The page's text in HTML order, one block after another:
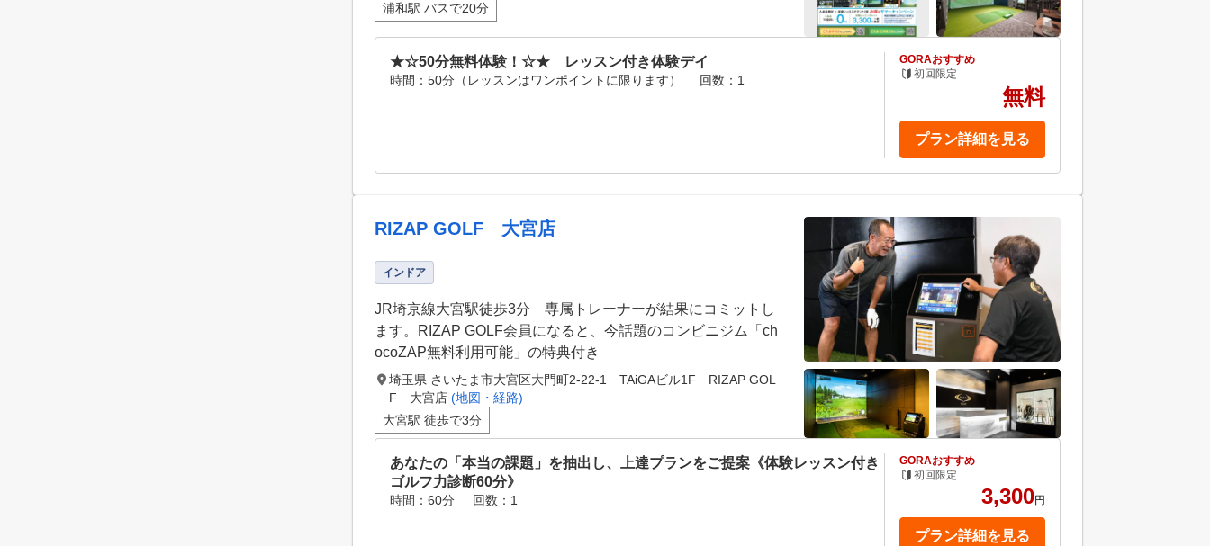
浦和駅 バスで20分
★☆50分無料体験！☆★ レッスン付き体験デイ
時間：50分（レッスンはワンポイントに限ります） 回数：1
GORAおすすめ
初回限定
無料
プラン詳細を見る
RIZAP GOLF 大宮店
インドア
JR埼京線大宮駅徒歩3分 専属トレーナーが結果にコミットし
ます。RIZAP GOLF会員になると、今話題のコンビニジム「ch
ocoZAP無料利用可能」の特典付き
埼玉県 さいたま市大宮区大門町2-22-1 TAiGAビル1F RIZAP GOL
F 大宮店 (地図・経路)
大宮駅 徒歩で3分
あなたの「本当の課題」を抽出し、上達プランをご提案《体験レッスン付き
ゴルフ力診断60分》
時間：60分 回数：1
GORAおすすめ
初回限定
3,300円
プラン詳細を見る